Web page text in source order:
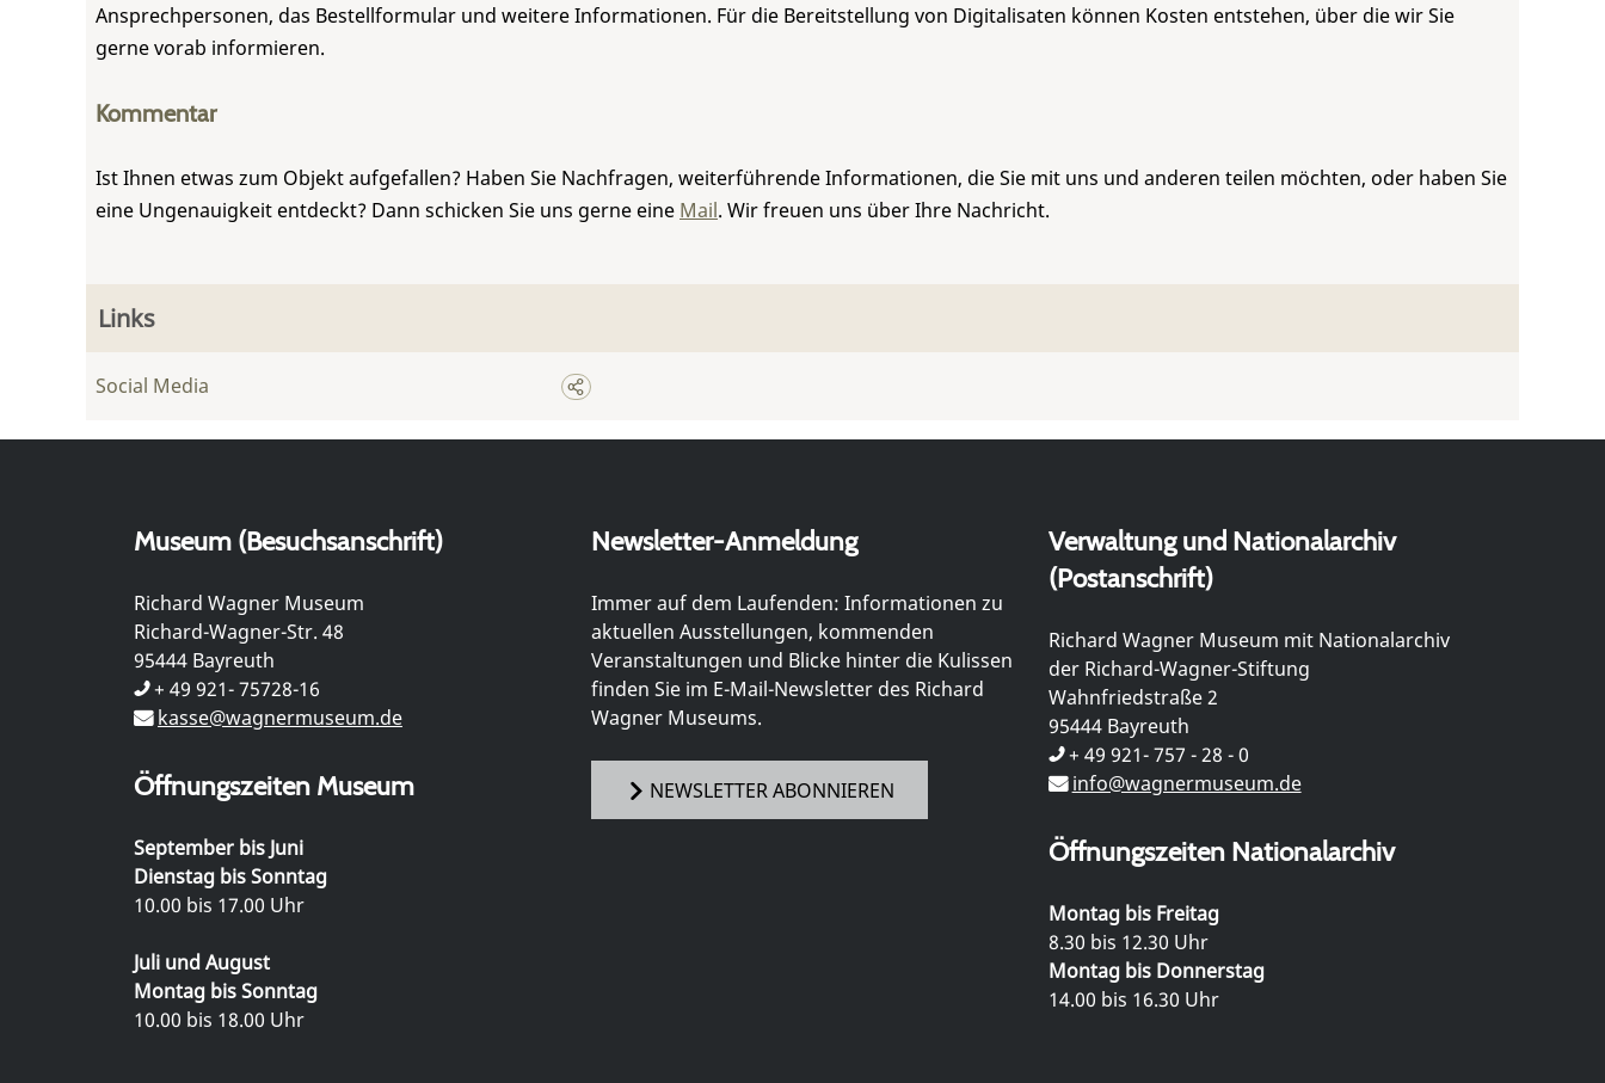
Ansprechpersonen, das Bestellformular und weitere Informationen. Für die Bereitstellung von Digitalisaten können Kosten entstehen, über die wir Sie
gerne vorab informieren.
Kommentar
Ist Ihnen etwas zum Objekt aufgefallen? Haben Sie Nachfragen, weiterführende Informationen, die Sie mit uns und anderen teilen möchten, oder haben Sie
eine Ungenauigkeit entdeckt? Dann schicken Sie uns gerne eine Mail. Wir freuen uns über Ihre Nachricht.
Links
Social Media
Museum (Besuchsanschrift)
Richard Wagner Museum
Richard-Wagner-Str. 48
95444 Bayreuth
+ 49 921- 75728-16
kasse@wagnermuseum.de
Öffnungszeiten Museum
September bis Juni
Dienstag bis Sonntag
10.00 bis 17.00 Uhr
Juli und August
Montag bis Sonntag
10.00 bis 18.00 Uhr
Newsletter-Anmeldung
Immer auf dem Laufenden: Informationen zu
aktuellen Ausstellungen, kommenden
Veranstaltungen und Blicke hinter die Kulissen
finden Sie im E-Mail-Newsletter des Richard
Wagner Museums.
NEWSLETTER ABONNIEREN
Verwaltung und Nationalarchiv
(Postanschrift)
Richard Wagner Museum mit Nationalarchiv
der Richard-Wagner-Stiftung
Wahnfriedstraße 2
95444 Bayreuth
+ 49 921- 757 - 28 - 0
info@wagnermuseum.de
Öffnungszeiten Nationalarchiv
Montag bis Freitag
8.30 bis 12.30 Uhr
Montag bis Donnerstag
14.00 bis 16.30 Uhr